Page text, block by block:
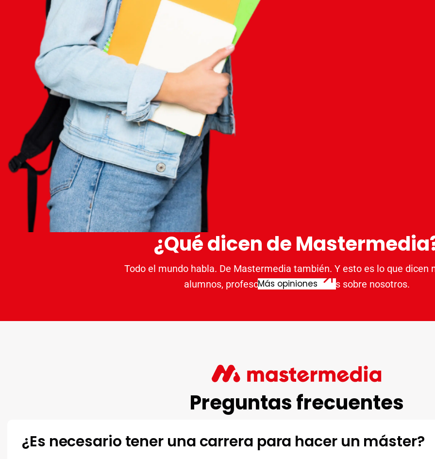
¿Qué dicen de
Todo el mundo habla. De Mastermedia también. Y esto es lo que dicen
alumnos, profesores y profesionales sobre nosotros.
Más opiniones
Preguntas frecuentes
¿Es necesario tener una carrera para hacer un máster?